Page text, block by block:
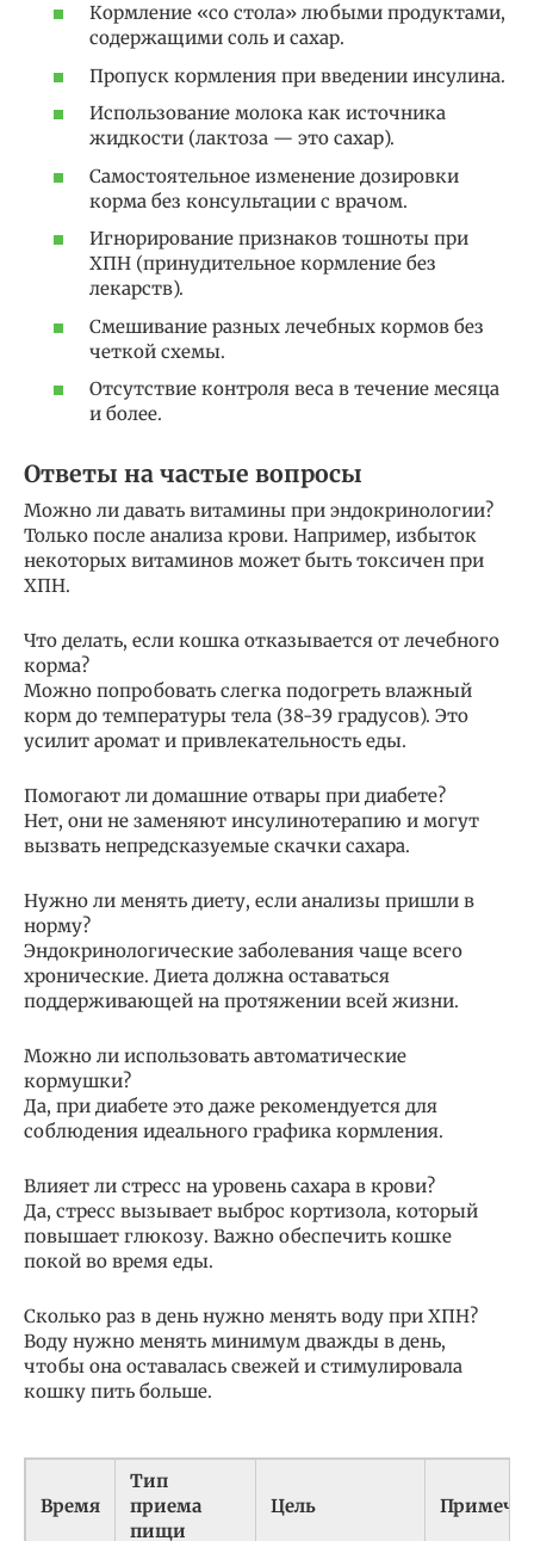
Кормление «со стола» любыми продуктами,
содержащими соль и сахар.
Пропуск кормления при введении инсулина.
Использование молока как источника
жидкости (лактоза — это сахар).
Самостоятельное изменение дозировки
корма без консультации с врачом.
Игнорирование признаков тошноты при
ХПН (принудительное кормление без
лекарств).
Смешивание разных лечебных кормов без
четкой схемы.
Отсутствие контроля веса в течение месяца
и более.
Ответы на частые вопросы
Можно ли давать витамины при эндокринологии?
Только после анализа крови. Например, избыток
некоторых витаминов может быть токсичен при
ХПН.
Что делать, если кошка отказывается от лечебного
корма?
Можно попробовать слегка подогреть влажный
корм до температуры тела (38-39 градусов). Это
усилит аромат и привлекательность еды.
Помогают ли домашние отвары при диабете?
Нет, они не заменяют инсулинотерапию и могут
вызвать непредсказуемые скачки сахара.
Нужно ли менять диету, если анализы пришли в
норму?
Эндокринологические заболевания чаще всего
хронические. Диета должна оставаться
поддерживающей на протяжении всей жизни.
Можно ли использовать автоматические
кормушки?
Да, при диабете это даже рекомендуется для
соблюдения идеального графика кормления.
Влияет ли стресс на уровень сахара в крови?
Да, стресс вызывает выброс кортизола, который
повышает глюкозу. Важно обеспечить кошке
покой во время еды.
Сколько раз в день нужно менять воду при ХПН?
Воду нужно менять минимум дважды в день,
чтобы она оставалась свежей и стимулировала
кошку пить больше.
Время
Тип
приема
пищи
Цель